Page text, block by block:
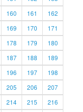
160 161
162
169 170
171
178 179
180
187 188
189
196 197
198
205 206
207
214 215
216